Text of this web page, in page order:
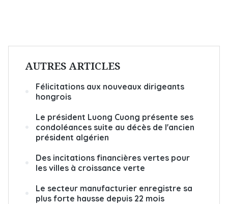
AUTRES ARTICLES
Félicitations aux nouveaux dirigeants
hongrois
Le président Luong Cuong présente ses
condoléances suite au décès de l'ancien
président algérien
Des incitations financières vertes pour
les villes à croissance verte
Le secteur manufacturier enregistre sa
plus forte hausse depuis 22 mois